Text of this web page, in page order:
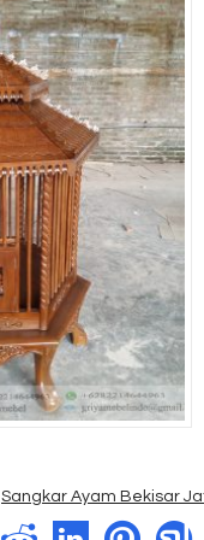
Sangkar Ayam Bekisar